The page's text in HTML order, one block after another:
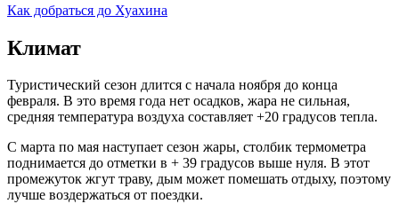
Как добраться до Хуахина
Климат
Туристический сезон длится с начала ноября до конца
февраля. В это время года нет осадков, жара не сильная,
средняя температура воздуха составляет +20 градусов тепла.
С марта по мая наступает сезон жары, столбик термометра
поднимается до отметки в + 39 градусов выше нуля. В этот
промежуток жгут траву, дым может помешать отдыху, поэтому
лучше воздержаться от поездки.